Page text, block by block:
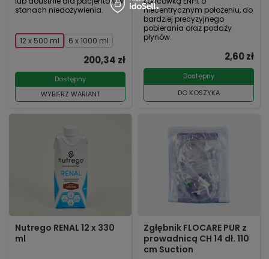
stanach niedożywienia.
12 x 500 ml 6 x 1000 ml
Dostępny
WYBIERZ WARIANT
200,34 zł
niecentrycznym położeniu, do
bardziej precyzyjnego
pobierania oraz podaży
płynów.
Dostępny
DO KOSZYKA
2,60 zł
Nutrego RENAL 12 x 330
ml
Zgłębnik FLOCARE PUR z
prowadnicą CH 14 dł. 110
cm Suction